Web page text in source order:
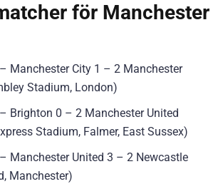
för Manchester
Manchester City 1 – 2 Manchester
Stadium, London)
Brighton 0 – 2 Manchester United
Stadium, Falmer, East Sussex)
Manchester United 3 – 2 Newcastle
Manchester)